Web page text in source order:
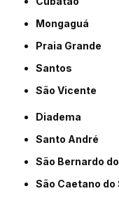
Mongaguá
Praia Grande
Santos
São Vicente
Diadema
Santo André
São Bernardo
São Caetano do